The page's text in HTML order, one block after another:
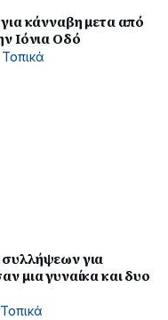
κάνναβη μετα από
Ιόνια Οδό
Τοπικά
για
μια γυναίκα και δυο
Τοπικά